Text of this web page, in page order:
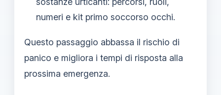
numeri e kit primo soccorso occhi.
Questo passaggio abbassa il rischio di
panico e migliora i tempi di risposta alla
prossima emergenza.